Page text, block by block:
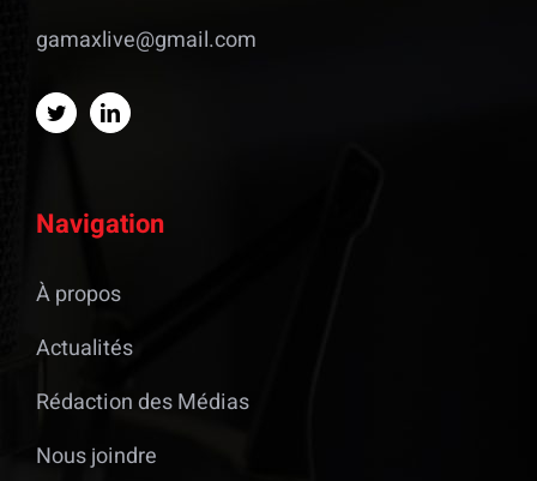
gamaxlive@gmail.com
Navigation
À propos
Actualités
Rédaction des Médias
Nous joindre